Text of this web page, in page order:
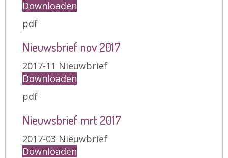
Downloaden
pdf
Nieuwsbrief nov 2017
2017-11 Nieuwbrief
Downloaden
pdf
Nieuwsbrief mrt 2017
2017-03 Nieuwbrief
Downloaden